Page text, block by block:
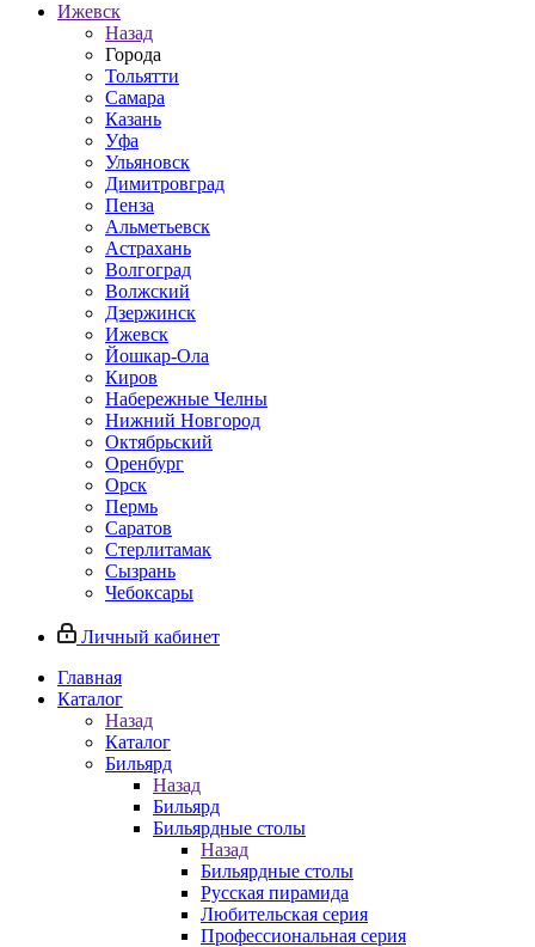
Ижевск
Назад
Города
Тольятти
Самара
Казань
Уфа
Ульяновск
Димитровград
Пенза
Альметьевск
Астрахань
Волгоград
Волжский
Дзержинск
Ижевск
Йошкар-Ола
Киров
Набережные Челны
Нижний Новгород
Октябрьский
Оренбург
Орск
Пермь
Саратов
Стерлитамак
Сызрань
Чебоксары
Личный кабинет
Главная
Каталог
Назад
Каталог
Бильярд
Назад
Бильярд
Бильярдные столы
Назад
Бильярдные столы
Русская пирамида
Любительская серия
Профессиональная серия